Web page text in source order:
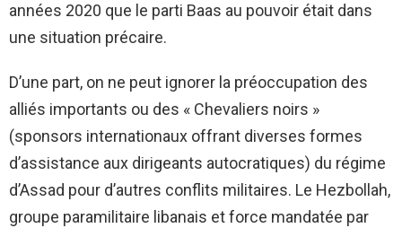
années 2020 que le parti Baas au pouvoir était dans
une situation précaire.
D’une part, on ne peut ignorer la préoccupation des
alliés importants ou des « Chevaliers noirs »
(sponsors internationaux offrant diverses formes
d’assistance aux dirigeants autocratiques) du régime
d’Assad pour d’autres conflits militaires. Le Hezbollah,
groupe paramilitaire libanais et force mandatée par